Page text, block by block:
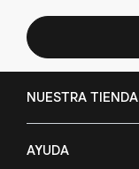
NUESTRA TIENDA
AYUDA